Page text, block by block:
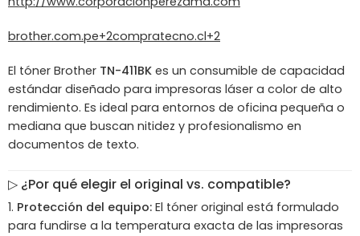
brother.com.pe+2compratecno.cl+2
El tóner Brother TN-411BK es un consumible de capacidad
estándar diseñado para impresoras láser a color de alto
rendimiento. Es ideal para entornos de oficina pequeña o
mediana que buscan nitidez y profesionalismo en
documentos de texto.
▷ ¿Por qué elegir el original vs. compatible?
Protección del equipo: El tóner original está formulado
para fundirse a la temperatura exacta de las impresoras